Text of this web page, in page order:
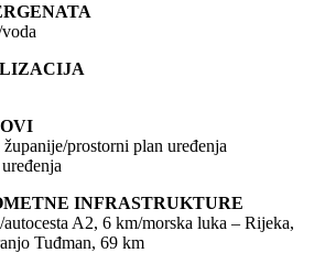
prostorni plan uređenja
INFRASTRUKTURE
A2, 6 km/morska luka – Rijeka,
Tuđman, 69 km